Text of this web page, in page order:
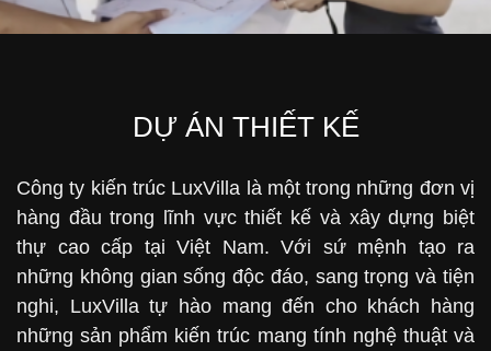
DỰ ÁN THIẾT KẾ
Công ty kiến trúc LuxVilla là một trong những đơn vị
hàng đầu trong lĩnh vực thiết kế và xây dựng biệt
thự cao cấp tại Việt Nam. Với sứ mệnh tạo ra
những không gian sống độc đáo, sang trọng và tiện
nghi, LuxVilla tự hào mang đến cho khách hàng
những sản phẩm kiến trúc mang tính nghệ thuật và